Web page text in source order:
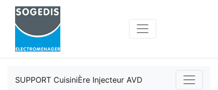
SUPPORT CuisiniÈre Injecteur AVD